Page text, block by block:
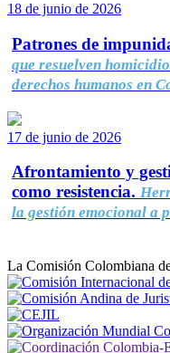
18 de junio de 2026
Patrones de
que resuelven
derechos humanos en
17 de junio de 2026
Afrontamiento y
como resistencia.
la gestión emocional a
La Comisión Colombiana